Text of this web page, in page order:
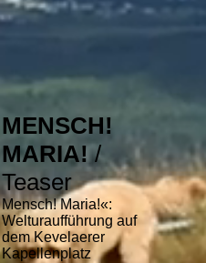
MENSCH!
MARIA!/
Teaser
Mensch! Maria!«:
Welturaufführung auf
dem Kevelaerer
Kapellenplatz